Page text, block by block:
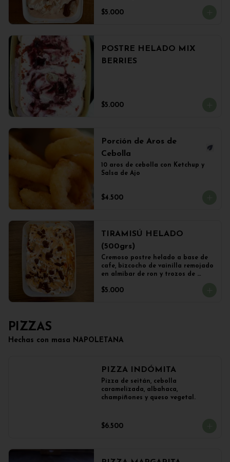
$5.000
POSTRE HELADO MIX
BERRIES
$5.000
Porción de Aros de
Cebolla
10 aros de cebolla con Ketchup y
Salsa de Ajo
$4.500
TIRAMISÚ HELADO
(500grs)
Cremoso postre helado a base de
cafe, bizcocho de vainilla remojado
en almibar de ron y trozos de
$5.000
PIZZAS
Hechas con masa NAPOLETANA
PIZZA INDÓMITA
Pizza de seitán, cebolla
caramelizada, albahaca,
champiñones y queso vegetal.
$6.500